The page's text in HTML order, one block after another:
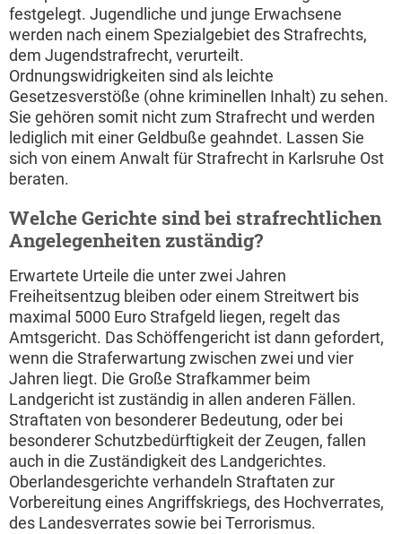
festgelegt. Jugendliche und junge Erwachsene
werden nach einem Spezialgebiet des Strafrechts,
dem Jugendstrafrecht, verurteilt.
Ordnungswidrigkeiten sind als leichte
Gesetzesverstöße (ohne kriminellen Inhalt) zu sehen.
Sie gehören somit nicht zum Strafrecht und werden
lediglich mit einer Geldbuße geahndet. Lassen Sie
sich von einem Anwalt für Strafrecht in Karlsruhe Ost
beraten.
Welche Gerichte sind bei strafrechtlichen
Angelegenheiten zuständig?
Erwartete Urteile die unter zwei Jahren
Freiheitsentzug bleiben oder einem Streitwert bis
maximal 5000 Euro Strafgeld liegen, regelt das
Amtsgericht. Das Schöffengericht ist dann gefordert,
wenn die Straferwartung zwischen zwei und vier
Jahren liegt. Die Große Strafkammer beim
Landgericht ist zuständig in allen anderen Fällen.
Straftaten von besonderer Bedeutung, oder bei
besonderer Schutzbedürftigkeit der Zeugen, fallen
auch in die Zuständigkeit des Landgerichtes.
Oberlandesgerichte verhandeln Straftaten zur
Vorbereitung eines Angriffskriegs, des Hochverrates,
des Landesverrates sowie bei Terrorismus.